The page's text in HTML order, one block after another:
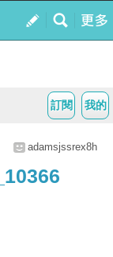
我的
訂閱
adamsjssrex8h